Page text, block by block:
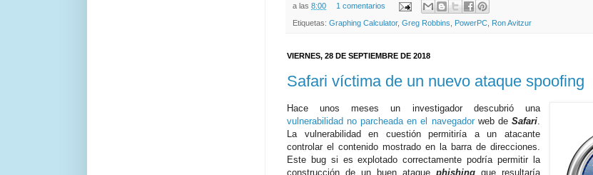
a las 8:00 1 comentarios
Etiquetas: Graphing Calculator, Greg Robbins PowerPC Ron Avitzur
VIERNES, 28 DE SEPTIEMBRE DE 2018
Safari víctima de un nuevo ataque spoofing
Hace unos meses un investigador descubrió una
vulnerabilidad no parcheada en el navegadorweb de Safari.
La vulnerabilidad en cuestión permitiría a un atacante
controlar el contenido mostrado en la barra de direcciones.
Este bug si es explotado correctamente podría permitir la
construcción de un buen ataque phishing que resultaría